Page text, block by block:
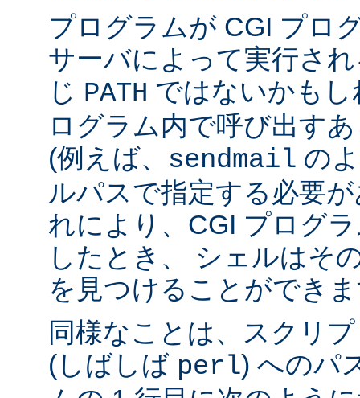
プログラムが CGI プロ
サーバによって実行さ
じ PATH ではないかも
ログラム内で呼び出す
(例えば、 sendmail の
ルパスで指定する必要
れにより、CGI プログ
したとき、 シェルはそ
を見つけることができ
同様なことは、スクリ
(しばしば perl) へのパ